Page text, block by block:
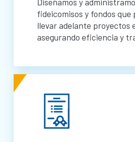
fideicomisos y fondos que
llevar adelante proyectos
asegurando eficiencia y